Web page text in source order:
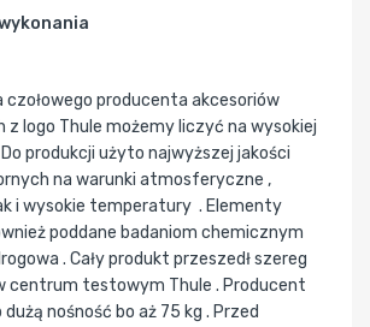
czołowego producenta akcesoriów
z logo Thule możemy liczyć na wysokiej
produkcji użyto najwyższej jakości
na warunki atmosferyczne ,
i wysokie temperatury . Elementy
poddane badaniom chemicznym
. Cały produkt przeszedł szereg
centrum testowym Thule . Producent
dużą nośność bo aż 75 kg . Przed